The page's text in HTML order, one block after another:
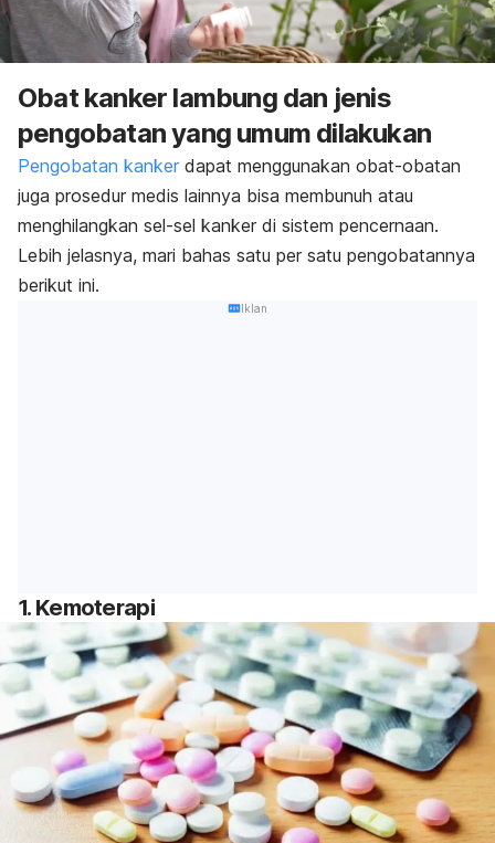
Obat kanker lambung dan jenis
pengobatan yang umum dilakukan
Pengobatan kanker dapat menggunakan obat-obatan
juga prosedur medis lainnya bisa membunuh atau
menghilangkan sel-sel kanker di sistem pencernaan.
Lebih jelasnya, mari bahas satu per satu pengobatannya
berikut ini.
Iklan
1. Kemoterapi